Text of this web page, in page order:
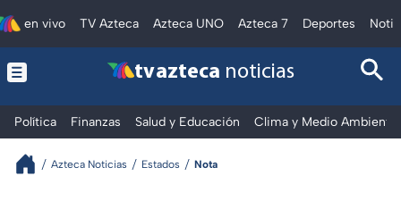
en vivo TV Azteca Azteca UNO Azteca 7 Deportes
tv azteca noticias
Política Finanzas Salud y Educación Clima y Medio Ambiente
Azteca Noticias Estados Nota